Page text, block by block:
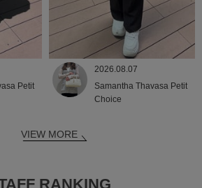
Petit
2026.08.07
Samantha Thavasa Petit
Choice
VIEW MORE
RANKING